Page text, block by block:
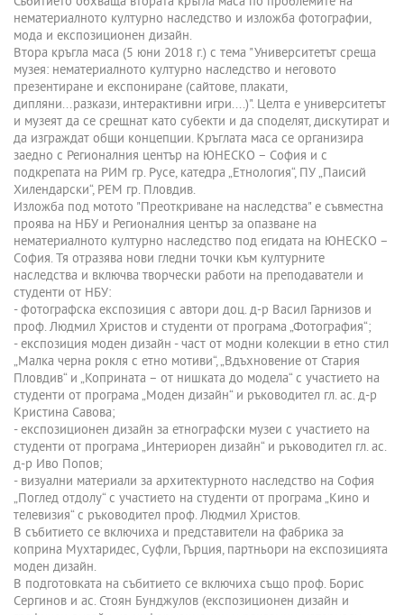
нематериалното културно наследство и изложба фотографии,
мода и експозиционен дизайн.
Втора кръгла маса (5 юни 2018 г.) с тема "Университетът среща
музея: нематериалното културно наследство и неговото
презентиране и експониране (сайтове, плакати,
дипляни...разкази, интерактивни игри....)". Целта е университетът
и музеят да се срещнат като субекти и да споделят, дискутират и
да изграждат общи концепции. Кръглата маса се организира
заедно с Регионалния център на ЮНЕСКО – София и с
подкрепата на РИМ гр. Русе, катедра „Етнология“, ПУ „Паисий
Хилендарски“, РЕМ гр. Пловдив.
Изложба под мотото "Преоткриване на наследства" е съвместна
проява на НБУ и Регионалния център за опазване на
нематериалното културно наследство под егидата на ЮНЕСКО –
София. Тя отразява нови гледни точки към културните
наследства и включва творчески работи на преподаватели и
студенти от НБУ:
- фотографска експозиция с автори доц. д-р Васил Гарнизов и
проф. Людмил Христов и студенти от програма „Фотография“;
- експозиция моден дизайн - част от модни колекции в етно стил
„Малка черна рокля с етно мотиви“, „Вдъхновение от Стария
Пловдив“ и „Коприната – от нишката до модела“ с участието на
студенти от програма „Моден дизайн“ и ръководител гл. ас. д-р
Кристина Савова;
- експозиционен дизайн за етнографски музеи с участието на
студенти от програма „Интериорен дизайн“ и ръководител гл. ас.
д-р Иво Попов;
- визуални материали за архитектурното наследство на София
„Поглед отдолу“ с участието на студенти от програма „Кино и
телевизия“ с ръководител проф. Людмил Христов.
В събитието се включиха и представители на фабрика за
коприна Мухтаридес, Суфли, Гърция, партньори на експозицията
моден дизайн.
В подготовката на събитието се включиха също проф. Борис
Сергинов и ас. Стоян Бунджулов (експозиционен дизайн и